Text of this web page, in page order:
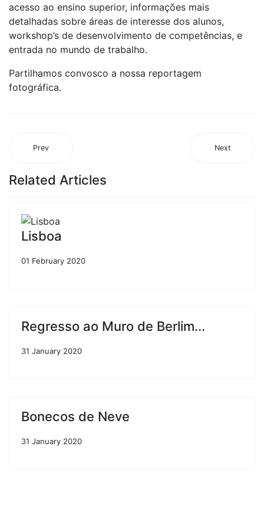
acesso ao ensino superior, informações mais
detalhadas sobre áreas de interesse dos alunos,
workshop’s de desenvolvimento de competências, e
entrada no mundo de trabalho.
Partilhamos convosco a nossa reportagem
fotográfica.
Prev Next
Related Articles
Lisboa
01 February 2020
Regresso ao Muro de Berlim...
31 January 2020
Bonecos de Neve
31 January 2020